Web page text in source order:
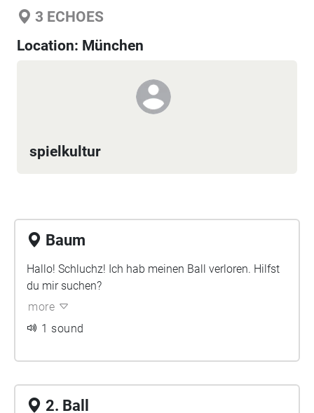
3 ECHOES
Location: München
spielkultur
Baum
Hallo! Schluchz! Ich hab meinen Ball verloren. Hilfst
du mir suchen?
more
1 sound
2. Ball